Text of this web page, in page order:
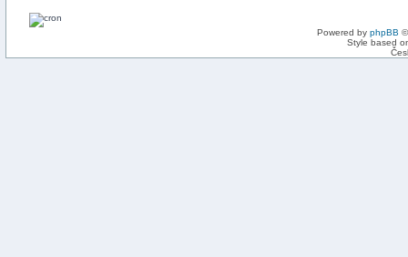
Powered by phpBB
Style based